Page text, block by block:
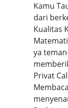
Kamu
dari
Kualitas
ya
Privat